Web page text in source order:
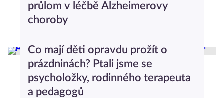
průlom v léčbě Alzheimerovy
choroby
Co mají děti opravdu prožít o
prázdninách? Ptali jsme se
psycholožky, rodinného terapeuta
a pedagogů